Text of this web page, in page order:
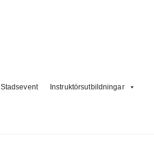
Stadsevent Instruktörsutbildningar